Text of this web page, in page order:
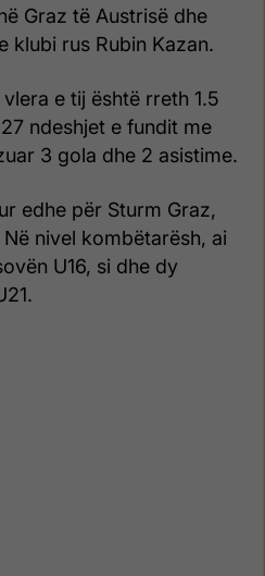
Graz të Austrisë dhe
klubi rus Rubin Kazan.
e tij është rreth 1.5
ndeshjet e fundit me
3 gola dhe 2 asistime.
edhe për Sturm Graz,
nivel kombëtarësh, ai
U16, si dhe dy